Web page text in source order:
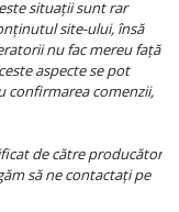
situații sunt rar
site-ului, însă
nu fac mereu față
aspecte se pot
confirmarea comenzii,
de către producător
să ne contactați pe